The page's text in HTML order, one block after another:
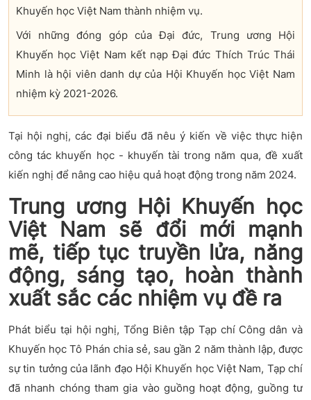
Khuyến học Việt Nam thành nhiệm vụ.
Với những đóng góp của Đại đức, Trung ương Hội
Khuyến học Việt Nam kết nạp Đại đức Thích Trúc Thái
Minh là hội viên danh dự của Hội Khuyến học Việt Nam
nhiệm kỳ 2021-2026.
Tại hội nghị, các đại biểu đã nêu ý kiến về việc thực hiện
công tác khuyến học - khuyến tài trong năm qua, đề xuất
kiến nghị để nâng cao hiệu quả hoạt động trong năm 2024.
Trung ương Hội Khuyến học
Việt Nam sẽ đổi mới mạnh
mẽ, tiếp tục truyền lửa, năng
động, sáng tạo, hoàn thành
xuất sắc các nhiệm vụ đề ra
Phát biểu tại hội nghị, Tổng Biên tập Tạp chí Công dân và
Khuyến học Tô Phán chia sẻ, sau gần 2 năm thành lập, được
sự tin tưởng của lãnh đạo Hội Khuyến học Việt Nam, Tạp chí
đã nhanh chóng tham gia vào guồng hoạt động, guồng tư